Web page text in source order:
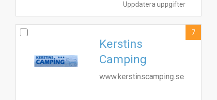
Uppdatera uppgifter
Kerstins
Camping
www.kerstinscamping.se
7